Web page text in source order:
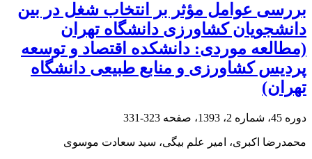
بررسی عوامل مؤثر بر انتخاب ‌شغل در بین
دانشجویان کشاورزی دانشگاه تهران
(مطالعه موردی: دانشکده اقتصاد و توسعه
پردیس کشاورزی و منابع طبیعی دانشگاه
تهران)
دوره 45، شماره 2، 1393، صفحه 323-331
محمدرضا اکبری، امیر علم بیگی، سید سعادت موسوی